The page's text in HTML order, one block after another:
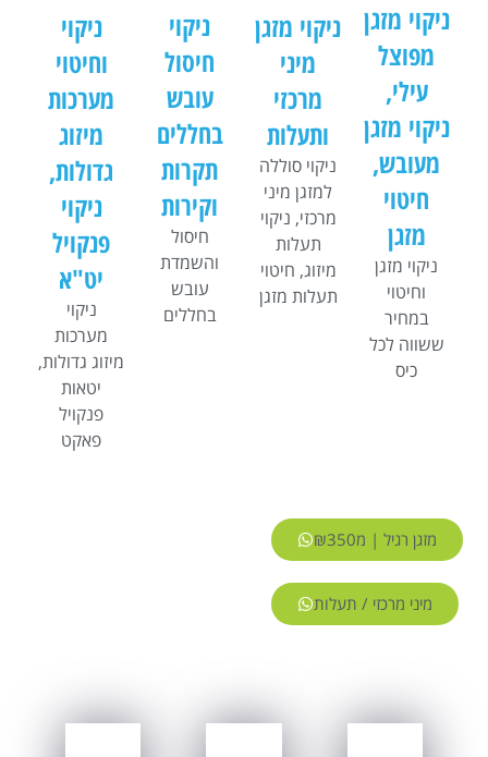
ניקוי מזגן
מפוצל
עילי,
ניקוי מזגן
מעובש,
חיטוי
מזגן
ניקוי מזגן
וחיטוי
במחיר
ששווה לכל
כיס
ניקוי מזגן
מיני
מרכזי
ותעלות
ניקוי סוללה
למזגן מיני
מרכזי, ניקוי
תעלות
מיזוג, חיטוי
תעלות מזגן
ניקוי
חיסול
עובש
בחללים
תקרות
וקירות
חיסול
והשמדת
עובש
בחללים
ניקוי
וחיטוי
מערכות
מיזוג
גדולות​,
ניקוי
פנקויל
יט"א
ניקוי
מערכות
מיזוג גדולות​,
יטאות
פנקויל
פאקט
מזגן רגיל | מ₪350
מיני מרכזי / תעלות